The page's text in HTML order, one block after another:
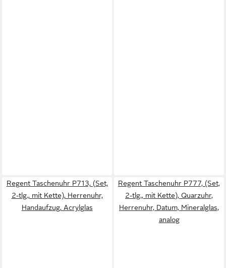
Regent Taschenuhr P713, (Set,
2-tlg., mit Kette), Herrenuhr,
Handaufzug, Acrylglas
Regent Taschenuhr P777, (Set,
2-tlg., mit Kette), Quarzuhr,
Herrenuhr, Datum, Mineralglas,
analog